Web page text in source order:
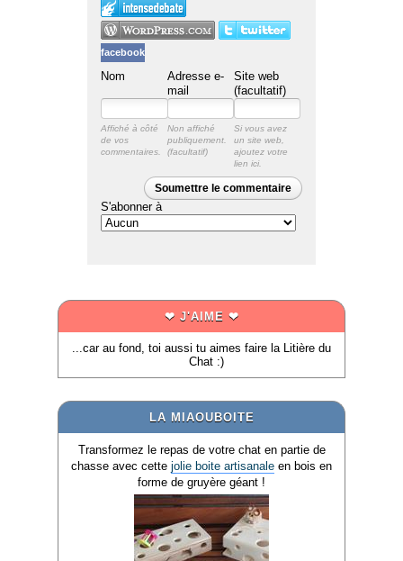
facebook
Nom
Adresse e-
mail
Site web
(facultatif)
Affiché à côté
de vos
commentaires.
Non affiché
publiquement.
Si vous avez
un site web,
ajoutez votre
lien ici.
Soumettre le commentaire
S'abonner à
❤ J'AIME ❤
...car au fond, toi aussi tu aimes faire la Litière du
Chat :)
LA MIAOUBOITE
Transformez le repas de votre chat en partie de
chasse avec cette jolie boite artisanale en bois en
forme de gruyère géant !